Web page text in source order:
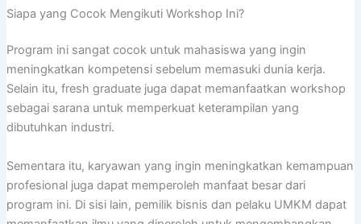
Siapa yang Cocok Mengikuti Workshop Ini?
Program ini sangat cocok untuk mahasiswa yang ingin
meningkatkan kompetensi sebelum memasuki dunia kerja.
Selain itu, fresh graduate juga dapat memanfaatkan workshop
sebagai sarana untuk memperkuat keterampilan yang
dibutuhkan industri.
Sementara itu, karyawan yang ingin meningkatkan kemampuan
profesional juga dapat memperoleh manfaat besar dari
program ini. Di sisi lain, pemilik bisnis dan pelaku UMKM dapat